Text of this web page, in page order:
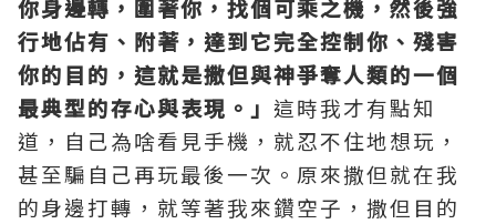
你身邊轉，圍著你，找個可乘之機，然後強
行地佔有、附著，達到它完全控制你、殘害
你的目的，這就是撒但與神爭奪人類的一個
最典型的存心與表現。」 這時我才有點知
道，自己為啥看見手機，就忍不住地想玩，
甚至騙自己再玩最後一次。原來撒但就在我
的身邊打轉，就等著我來鑽空子，撒但目的